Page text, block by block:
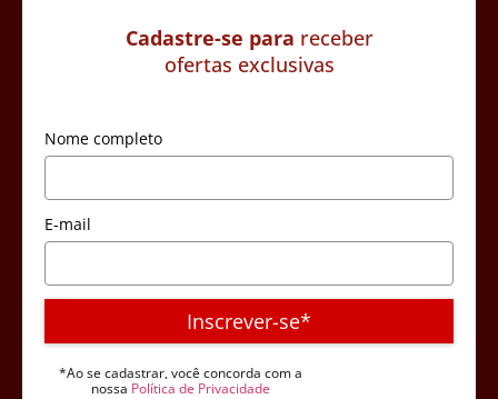
Cadastre-se para receber
ofertas exclusivas
Nome completo
E-mail
Inscrever-se*
*Ao se cadastrar, você concorda com a
nossa Política de Privacidade